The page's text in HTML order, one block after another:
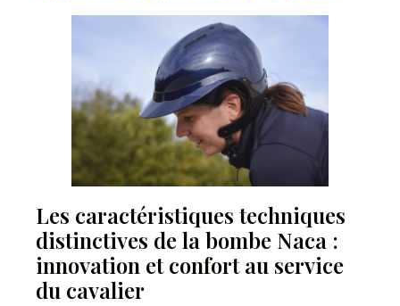
Les caractéristiques techniques
distinctives de la bombe Naca :
innovation et confort au service
du cavalier